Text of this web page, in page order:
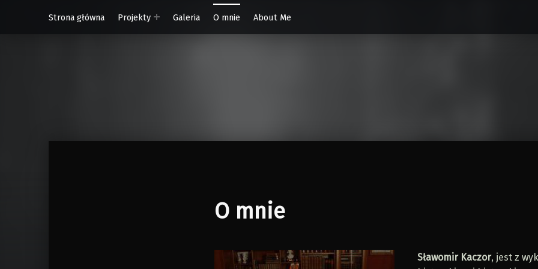
Strona główna
Projekty Galeria O mnie About Me
O mnie
Sławomir Kaczor, jest z